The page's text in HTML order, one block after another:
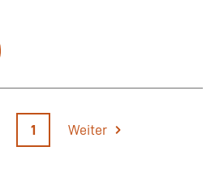
1 Weiter